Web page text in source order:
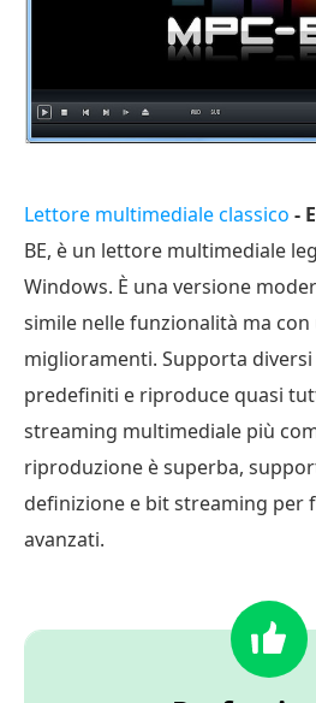
Lettore multimediale classico -
BE, è un lettore multimediale
Windows. È una versione
simile nelle funzionalità ma
miglioramenti. Supporta
predefiniti e riproduce quasi
streaming multimediale più
riproduzione è superba,
definizione e bit streaming per
avanzati.